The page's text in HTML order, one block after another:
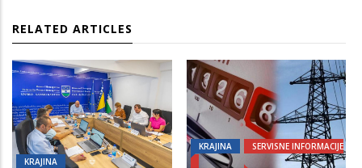
RELATED ARTICLES
KRAJINA
KRAJINA SERVISNE INFORMACIJE